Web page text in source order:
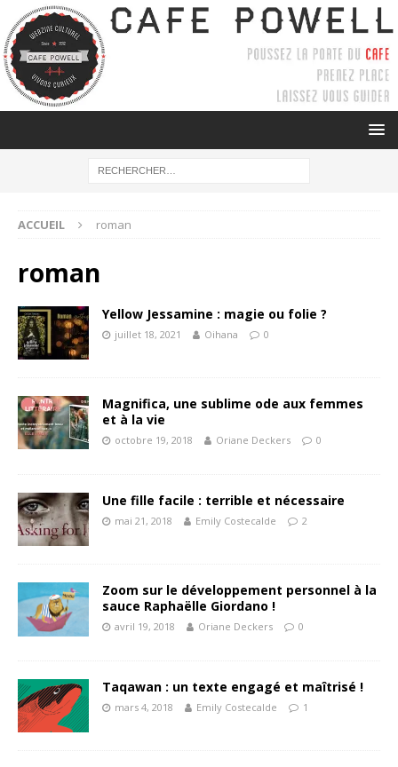
ACCUEIL roman
roman
Yellow Jessamine : magie ou folie ?
juillet 18, 2021 Oihana 0
Magnifica, une sublime ode aux femmes
et à la vie
octobre 19, 2018 Oriane Deckers 0
Une fille facile : terrible et nécessaire
mai 21, 2018 Emily Costecalde 2
Zoom sur le développement personnel à la
sauce Raphaëlle Giordano !
avril 19, 2018 Oriane Deckers 0
Taqawan : un texte engagé et maîtrisé !
mars 4, 2018 Emily Costecalde 1